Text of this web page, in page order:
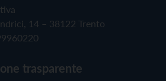
14 – 38122 Trento
trasparente